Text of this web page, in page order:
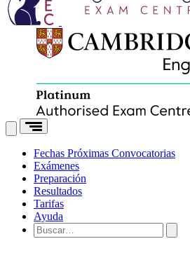
Fechas Próximas Convocatorias
Exámenes
Preparación
Resultados
Tarifas
Ayuda
Buscar: